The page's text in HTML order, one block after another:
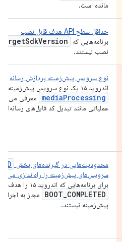
مانده است.
حداقل سطح API هدف قابل نصب
برنامه‌هایی که
targetSdkVersion
نصب نیستند.
نوع سرویس پیش‌زمینه پردازش رسانه
اندروید ۱۵ یک نوع سرویس پیش‌زمینه جدید به
mediaProcessing
معرفی
عملیاتی مانند تبدیل کد فایل‌های
محدودیت‌هایی در گیرنده‌های پخش
سرویس‌های پیش‌زمینه را راه‌اندازی
برای برنامه‌هایی که اندروید ۱۵ را هدف قرار می‌دهند، گیرنده‌های
BOOT_COMPLETED
مجاز به
پیش‌زمینه نیستند.